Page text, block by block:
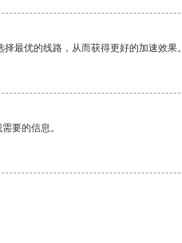
最优的线路，从而获得更好的加速效果。
要的信息。